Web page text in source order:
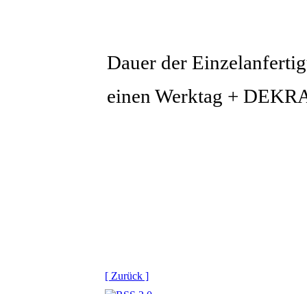
Dauer der
einen Werktag +
[ Zurück ]